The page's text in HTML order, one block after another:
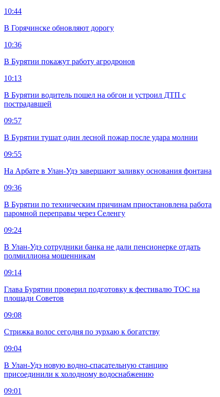
10:44
В Горячинске обновляют дорогу
10:36
В Бурятии покажут работу агродронов
10:13
В Бурятии водитель пошел на обгон и устроил ДТП с
пострадавшей
09:57
В Бурятии тушат один лесной пожар после удара молнии
09:55
На Арбате в Улан-Удэ завершают заливку основания фонтана
09:36
В Бурятии по техническим причинам приостановлена работа
паромной переправы через Селенгу
09:24
В Улан-Удэ сотрудники банка не дали пенсионерке отдать
полмиллиона мошенникам
09:14
Глава Бурятии проверил подготовку к фестивалю ТОС на
площади Советов
09:08
Стрижка волос сегодня по зурхаю к богатству
09:04
В Улан-Удэ новую водно‑спасательную станцию
присоединили к холодному водоснабжению
09:01